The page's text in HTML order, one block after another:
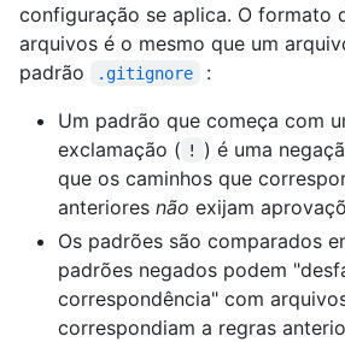
configuração se aplica. O formato
arquivos é o mesmo que um
padrão
.gitignore
:
Um padrão que começa com
exclamação ( !
) é uma
que os caminhos que
anteriores não exijam
Os padrões são comparados
padrões negados podem
correspondência" com
correspondiam a regras